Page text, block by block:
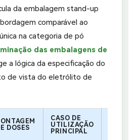
da embalagem stand-up
comparável ao
na categoria de pó
das embalagens de
a lógica da especificação do
de vista do eletrólito de
DOSES
CASO DE
UTILIZAÇÃO
PRINCIPAL